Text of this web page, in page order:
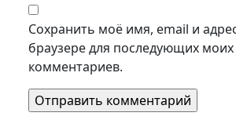
Сохранить моё имя, email и
браузере для последующих моих
комментариев.